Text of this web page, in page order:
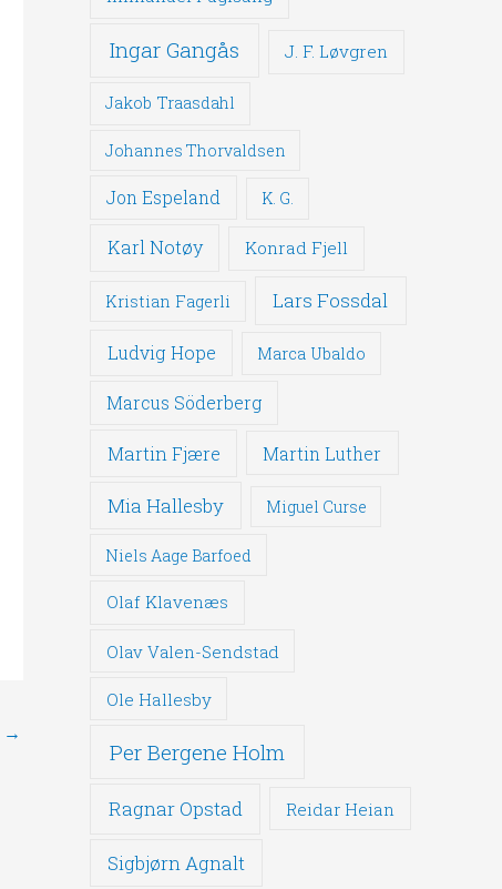
→
Ingar Gangås J. F. Løvgren
Jakob Traasdahl
Johannes Thorvaldsen
Jon Espeland K. G.
Karl Notøy Konrad Fjell
Kristian Fagerli Lars Fossdal
Ludvig Hope Marca Ubaldo
Marcus Söderberg
Martin Fjære Martin Luther
Mia Hallesby Miguel Curse
Niels Aage Barfoed
Olaf Klavenæs
Olav Valen-Sendstad
Ole Hallesby
Per Bergene Holm
Ragnar Opstad Reidar Heian
Sigbjørn Agnalt